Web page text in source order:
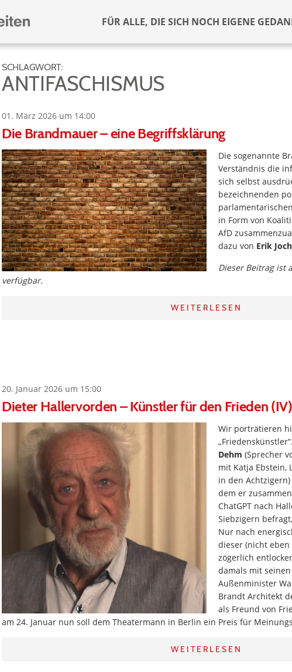
FÜR ALLE, DIE SICH NOCH EIGENE
SCHLAGWORT:
ANTIFASCHISMUS
01. März 2026 um 14:00
Die Brandmauer – eine Begriffsklärung
Die sogenannte
Verständnis die
sich selbst
bezeichnenden
in Form von
AfD
dazu von Erik
Dieser Beitrag ist
verfügbar.
WEITERLESEN
20. Januar 2026 um 15:00
Dieter Hallervorden – Künstler für den Frieden (IV)
Wir porträtieren
Dehm (Sprecher
mit Katja Ebstein,
in den
dem er
ChatGPT nach
Siebzigern
Nur nach
dieser (nicht
zögerlich
damals mit
Außenminister
Brandt Architekt
als Freund von
am 24. Januar nun soll dem Theatermann in Berlin ein Preis für
WEITERLESEN